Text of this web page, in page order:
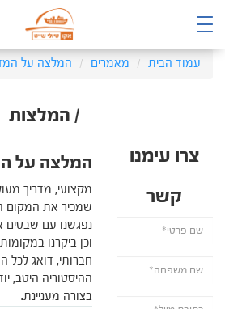
עמוד הבית מאמרים המלצה על
/ המלצות
צרו עימנו
קשר
המלצה על
מקצועי, מדריך
שמכיר את המקום
נפגשנו עם שבטים
וכן ביקרנו
חברותי, דואג לכל
ההיסטוריה היטב,
בצורה מעניינת.